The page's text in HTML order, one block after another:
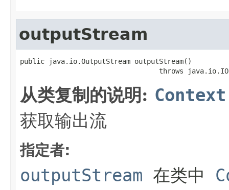
outputStream
public java.io.OutputStream outputStream()
throws
从类复制的说明: Context
获取输出流
指定者:
outputStream 在类中